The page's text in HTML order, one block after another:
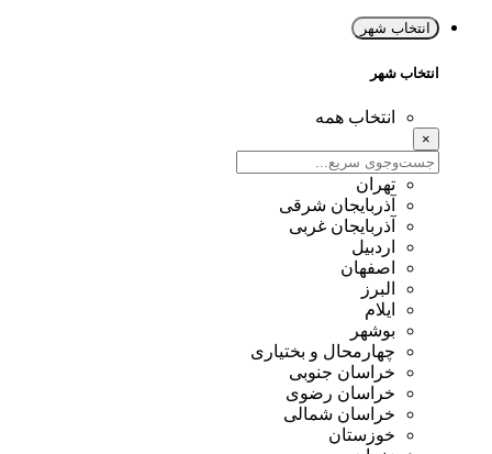
انتخاب شهر
انتخاب شهر
انتخاب همه
×
تهران
آذربایجان شرقی
آذربایجان غربی
اردبیل
اصفهان
البرز
ایلام
بوشهر
چهارمحال و بختیاری
خراسان جنوبی
خراسان رضوی
خراسان شمالی
خوزستان